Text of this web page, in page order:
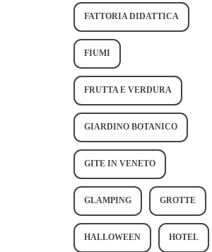
FATTORIA DIDATTICA
FIUMI
FRUTTA E VERDURA
GIARDINO BOTANICO
GITE IN VENETO
GLAMPING GROTTE
HALLOWEEN HOTEL